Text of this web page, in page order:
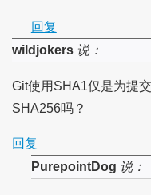
回复
wildjokers说：
Git使用SHA1仅是为提
SHA256吗？
回复
PurepointDog 说：